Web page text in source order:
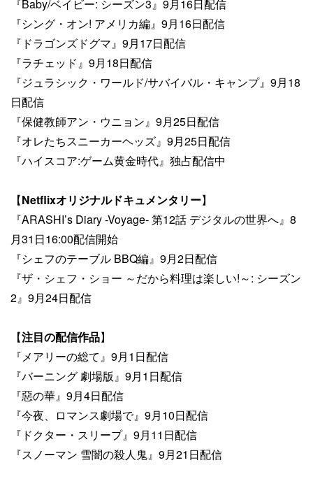
『Baby/ベイビー: シーズン3』9月16日配信​
『シング・オン! アメリカ編』9月16日配信
『ドラゴンズドグマ』9月17日配信​
『ラチェッド』9月18日配信​
『ジュラシック・ワールド/サバイバル・キャンプ』9月18
日配信
『保健教師アン・ウニョン』9月25日配信​
『オレたちスニーカーヘッズ』9月25日配信​
『ハイスコア:ゲーム黄金時代』独占配信中
【Netflixオリジナルドキュメンタリー】
『ARASHI’s Diary -Voyage- 第12話 デジタルの世界へ』8
月31日16:00配信開始
『シェフのテーブル BBQ編』9月2日配信
『ザ・シェフ・ショー ～だから料理は楽しい!～: シーズン
2』9月24日配信
【注目の配信作品】
『メアリーの総て』9月1日配信
『バーニング 劇場版』9月1日配信
『惡の華』9月4日配信​
『今夜、ロマンス劇場で』9月10日配信​
『ドクター・スリープ』9月11日配信​
『スノーマン 雪闇の殺人鬼』9月21日配信